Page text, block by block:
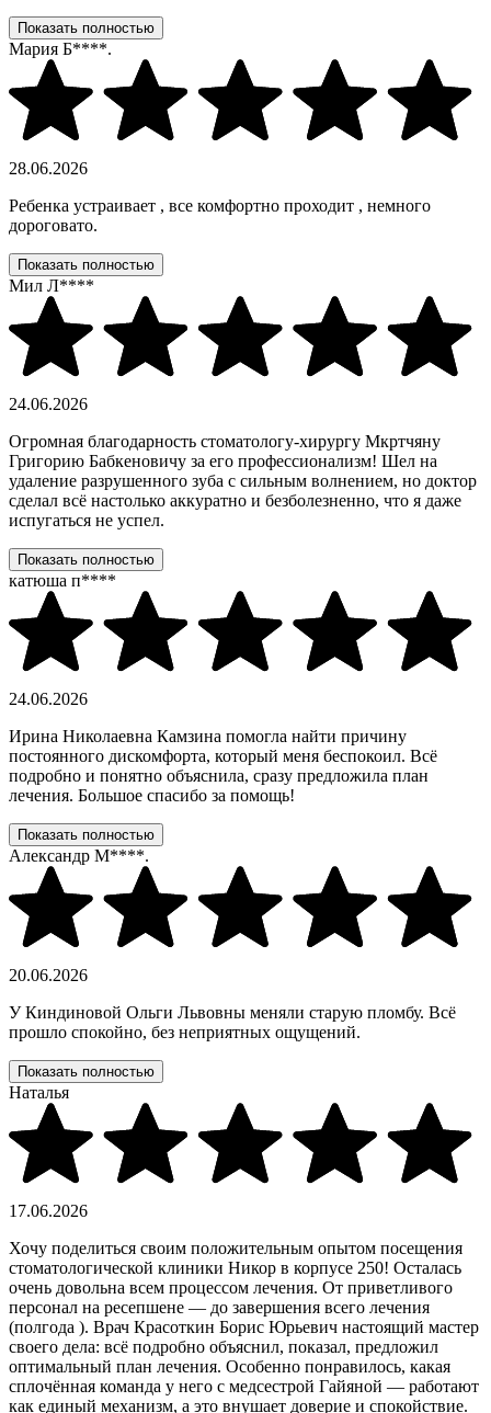
Показать полностью
Мария Б****.
28.06.2026
Ребенка устраивает , все комфортно проходит , немного
дороговато.
Показать полностью
Мил Л****
24.06.2026
Огромная благодарность стоматологу-хирургу Мкртчяну
Григорию Бабкеновичу за его профессионализм! Шел на
удаление разрушенного зуба с сильным волнением, но доктор
сделал всё настолько аккуратно и безболезненно, что я даже
испугаться не успел.
Показать полностью
катюша п****
24.06.2026
Ирина Николаевна Камзина помогла найти причину
постоянного дискомфорта, который меня беспокоил. Всё
подробно и понятно объяснила, сразу предложила план
лечения. Большое спасибо за помощь!
Показать полностью
Александр М****.
20.06.2026
У Киндиновой Ольги Львовны меняли старую пломбу. Всё
прошло спокойно, без неприятных ощущений.
Показать полностью
Наталья
17.06.2026
Хочу поделиться своим положительным опытом посещения
стоматологической клиники Никор в корпусе 250! Осталась
очень довольна всем процессом лечения. От приветливого
персонал на ресепшене — до завершения всего лечения
(полгода ). Врач Красоткин Борис Юрьевич настоящий мастер
своего дела: всё подробно объяснил, показал, предложил
оптимальный план лечения. Особенно понравилось, какая
сплочённая команда у него с медсестрой Гайяной — работают
как единый механизм, а это внушает доверие и спокойствие.